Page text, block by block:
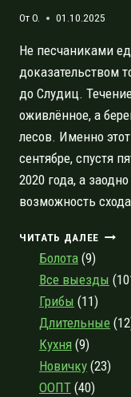
ОтO. 01.10.2025
Не песчаниками
доказательством
до Слудиц.
оживлённое, а
лесов. Именно
сентябре, спустя
2020 года, а
возможность
ЧИТАТЬ ДАЛЕЕ
ОТ
Болота (9)
Все выезды
Грибы (11)
Длительные
Кухня (9)
Новичку (23)
ООПТ (40)